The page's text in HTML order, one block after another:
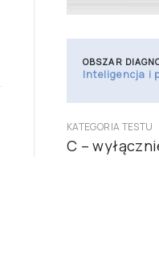
OBSZAR
Inteligencja i
KATEGORIA TESTU
C –